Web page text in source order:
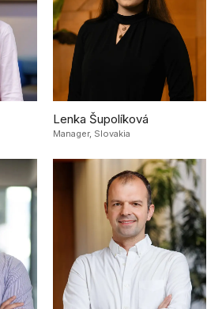
Lenka Šupolíková
Manager, Slovakia